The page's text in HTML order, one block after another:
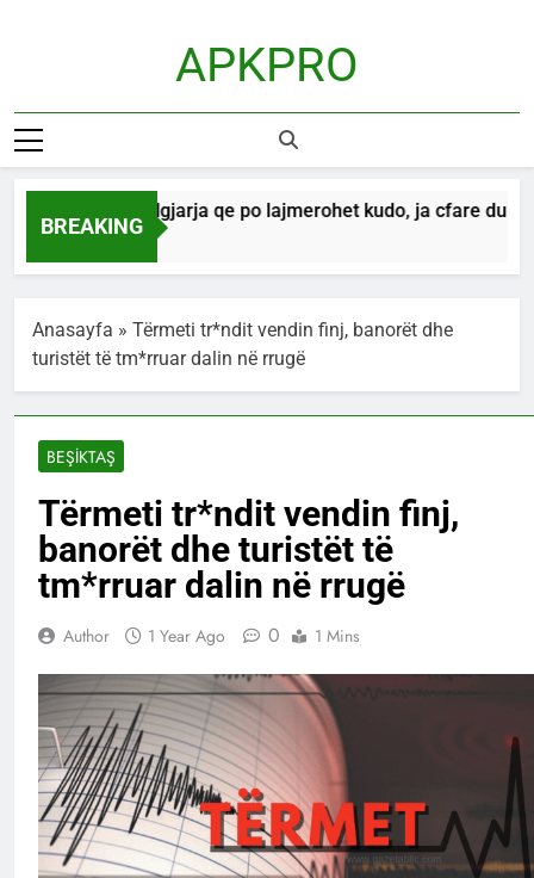
APKPRO
BREAKING
12 gusht! Ngjarja qe po lajmerohet kudo, ja cfare duhet
1 Hour Ago
Anasayfa » Tërmeti tr*ndit vendin finj, banorët dhe
turistët të tm*rruar dalin në rrugë
BEŞİKTAŞ
Tërmeti tr*ndit vendin finj,
banorët dhe turistët të
tm*rruar dalin në rrugë
Author 1 Year Ago 0 1 Mins